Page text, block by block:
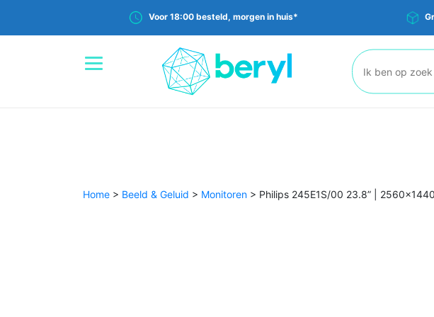
Voor 18:00 besteld, morgen in huis*
Zoeken:
Home > Beeld & Geluid > Monitoren > Philips 245E1S/00 23.8” |